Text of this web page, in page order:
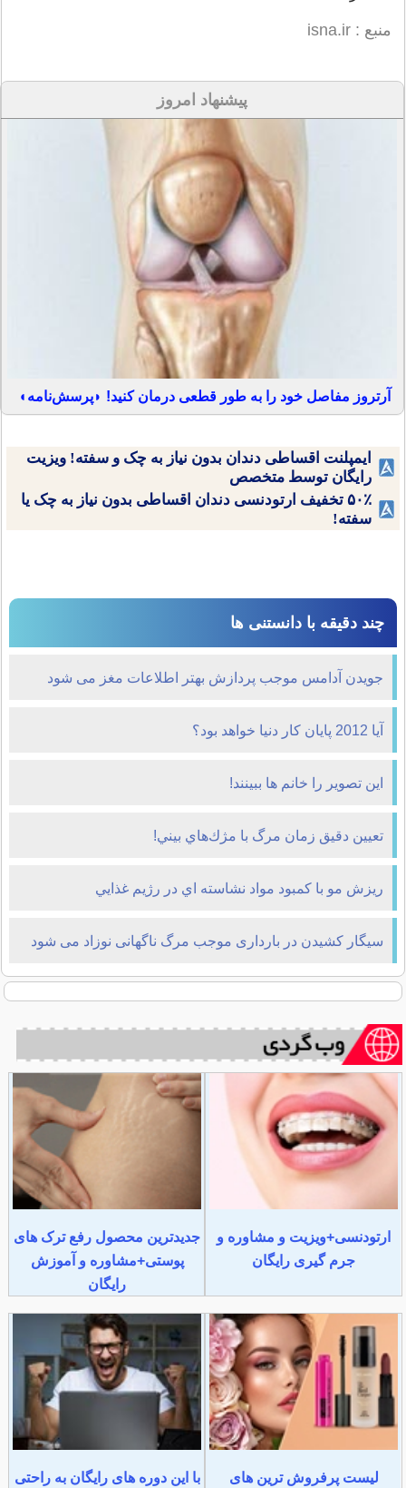
منبع : isna.ir
پیشنهاد امروز
آرتروز مفاصل خود را به طور قطعی درمان کنید! ◗پرسش‌نامه◖
ایمپلنت اقساطی دندان بدون نیاز به چک و سفته! ویزیت
رایگان توسط متخصص
۵۰٪ تخفیف ارتودنسی دندان اقساطی بدون نیاز به چک یا
سفته!
چند دقیقه با دانستنی ها
جویدن آدامس موجب پردازش بهتر اطلاعات مغز می شود
آیا 2012 پایان کار دنیا خواهد بود؟
این تصویر را خانم ها ببینند!
تعيين دقيق زمان مرگ با مژك‌هاي بيني!
ريزش مو با کمبود مواد نشاسته اي در رژيم غذايي
سیگار کشیدن در بارداری موجب مرگ ناگهانی نوزاد می شود
ارتودنسی+ویزیت و مشاوره و
جرم گیری رایگان
جدیدترین محصول رفع ترک های
پوستی+مشاوره و آموزش
رایگان
لیست پرفروش ترین های
با این دوره های رایگان به راحتی